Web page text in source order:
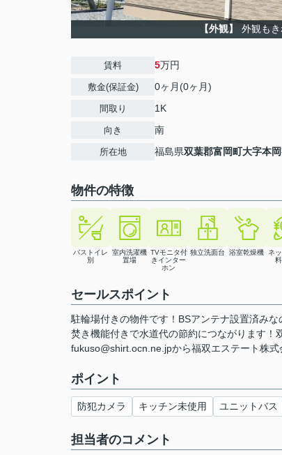
【外観】 外観も
賃料 5万円
敷金(保証金) 0ヶ月(0ヶ月)
間取り 1K
向き 南
所在地 福島県双葉郡富岡町大字本岡
物件の特徴
バストイレ
別
室内洗濯機
置場
TVモニタ付
きインター
ホン
独立洗面台 浴室乾燥機 ネ
セールスポイント
駐輪場付きの物件です！BSアンテナ設置済み
焚き機能付きで水道代の節約につながります！
fukuso@shirt.ocn.ne.jpから福双エステート株
ポイント
防犯カメラ キッチン未使用 ユニットバス
担当者のコメント